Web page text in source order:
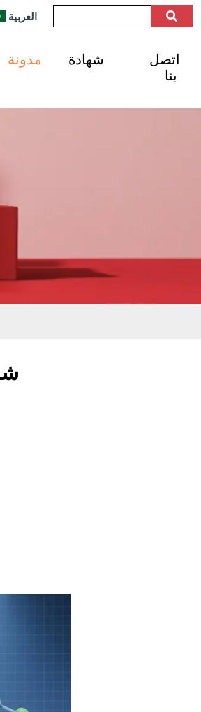
العربية
مدونة شهادة
اتصل
بنا